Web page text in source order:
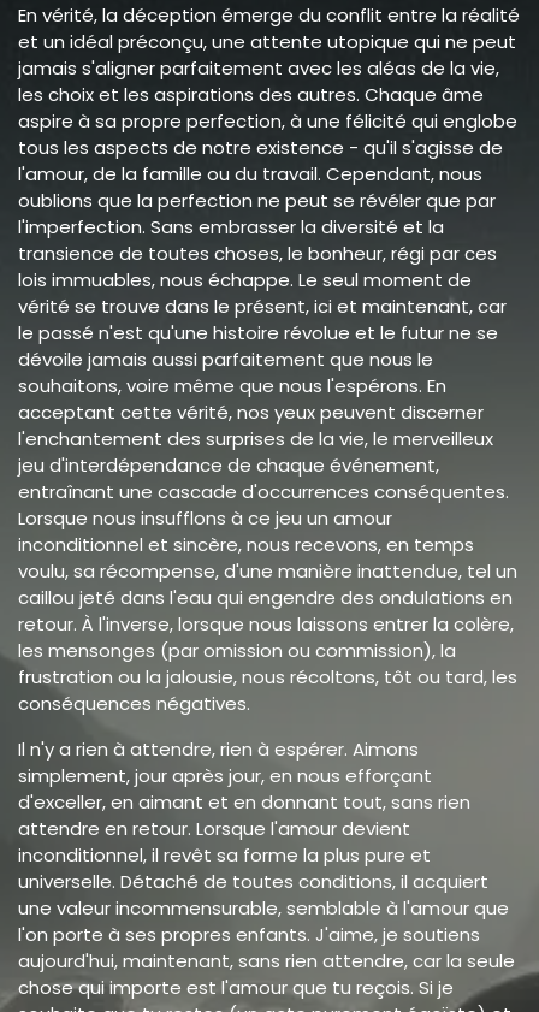
En vérité, la déception émerge du conflit entre la réalité
et un idéal préconçu, une attente utopique qui ne peut
jamais s'aligner parfaitement avec les aléas de la vie,
les choix et les aspirations des autres. Chaque âme
aspire à sa propre perfection, à une félicité qui englobe
tous les aspects de notre existence - qu'il s'agisse de
l'amour, de la famille ou du travail. Cependant, nous
oublions que la perfection ne peut se révéler que par
l'imperfection. Sans embrasser la diversité et la
transience de toutes choses, le bonheur, régi par ces
lois immuables, nous échappe. Le seul moment de
vérité se trouve dans le présent, ici et maintenant, car
le passé n'est qu'une histoire révolue et le futur ne se
dévoile jamais aussi parfaitement que nous le
souhaitons, voire même que nous l'espérons. En
acceptant cette vérité, nos yeux peuvent discerner
l'enchantement des surprises de la vie, le merveilleux
jeu d'interdépendance de chaque événement,
entraînant une cascade d'occurrences conséquentes.
Lorsque nous insufflons à ce jeu un amour
inconditionnel et sincère, nous recevons, en temps
voulu, sa récompense, d'une manière inattendue, tel un
caillou jeté dans l'eau qui engendre des ondulations en
retour. À l'inverse, lorsque nous laissons entrer la colère,
les mensonges (par omission ou commission), la
frustration ou la jalousie, nous récoltons, tôt ou tard, les
conséquences négatives.
Il n'y a rien à attendre, rien à espérer. Aimons
simplement, jour après jour, en nous efforçant
d'exceller, en aimant et en donnant tout, sans rien
attendre en retour. Lorsque l'amour devient
inconditionnel, il revêt sa forme la plus pure et
universelle. Détaché de toutes conditions, il acquiert
une valeur incommensurable, semblable à l'amour que
l'on porte à ses propres enfants. J'aime, je soutiens
aujourd'hui, maintenant, sans rien attendre, car la seule
chose qui importe est l'amour que tu reçois. Si je